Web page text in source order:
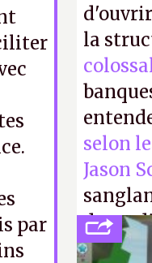
par
la
selon
Jason
de
FCet